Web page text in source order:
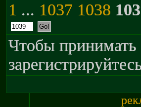
1 ... 1037 1038
Чтобы принимать